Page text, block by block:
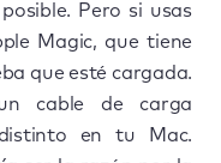
Pero si usas
Magic, que tiene
que esté cargada.
cable de carga
en tu Mac.